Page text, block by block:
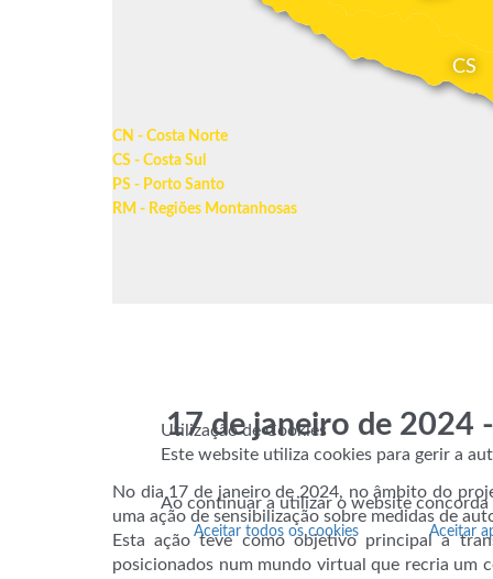
CS
CN - Costa Norte
CS - Costa Sul
PS - Porto Santo
RM - Regiões Montanhosas
17 de janeiro de 2024
No dia 17 de janeiro de 2024, no âmbito do
uma ação de sensibilização sobre medidas de
Esta ação teve como objetivo principal a
posicionados num mundo virtualque recria um
Utilização de Cookies
Este website utiliza cookies para gerir a
Ao continuar a utilizar o website concorda
Aceitar todos os cookies Aceitar